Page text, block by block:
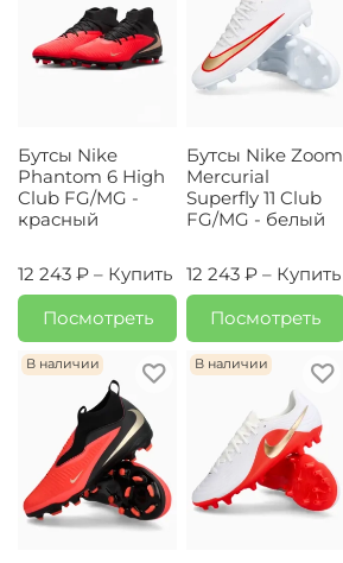
Бутсы Nike
Phantom 6 High
Club FG/MG -
красный
12 243 ₽ – Купить
Посмотреть
Бутсы Nike Zoom
Mercurial
Superfly 11 Club
FG/MG - белый
12 243 ₽ – Купить
Посмотреть
В наличии В наличии